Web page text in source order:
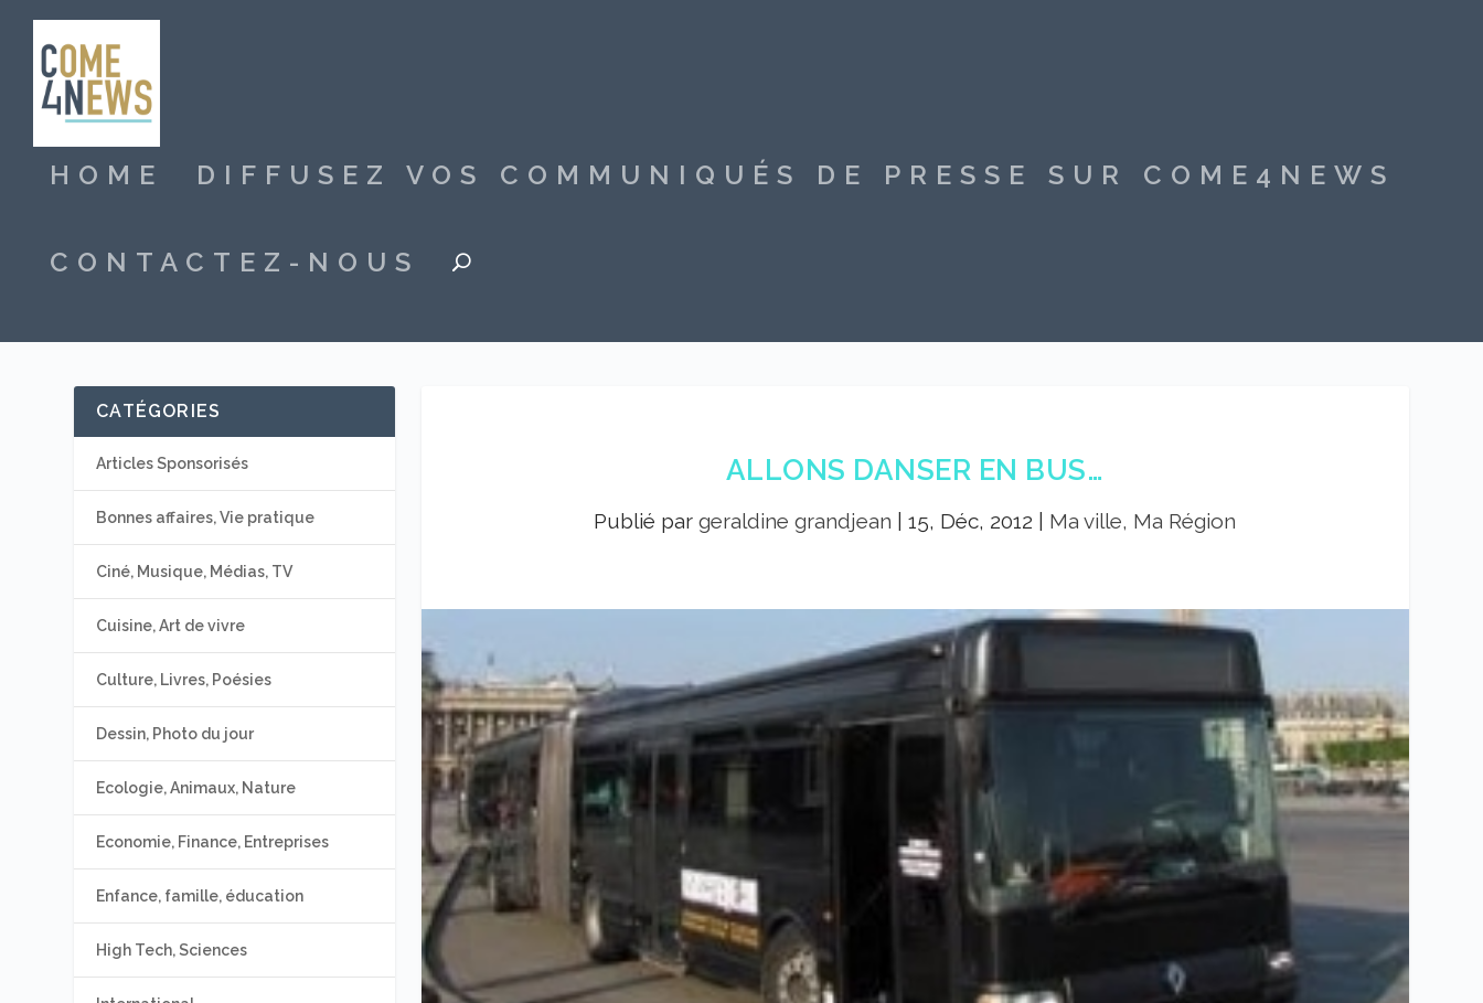
HOME DIFFUSEZ VOS COMMUNIQUÉS DE PRESSE SUR COME4NEWS
CONTACTEZ-NOUS
ALLONS DANSER EN BUS…
Publié pargeraldine grandjean |15, Déc, 2012 Ma ville, Ma Région
CATÉGORIES
Articles Sponsorisés
Bonnes affaires, Vie pratique
Ciné, Musique, Médias, TV
Cuisine, Art de vivre
Culture, Livres, Poésies
Dessin, Photo du jour
Ecologie, Animaux, Nature
Economie, Finance, Entreprises
Enfance, famille, éducation
High Tech, Sciences